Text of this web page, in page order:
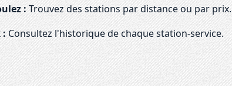
: Trouvez des stations par distance ou par prix.
: Consultez l'historique de chaque station-service.